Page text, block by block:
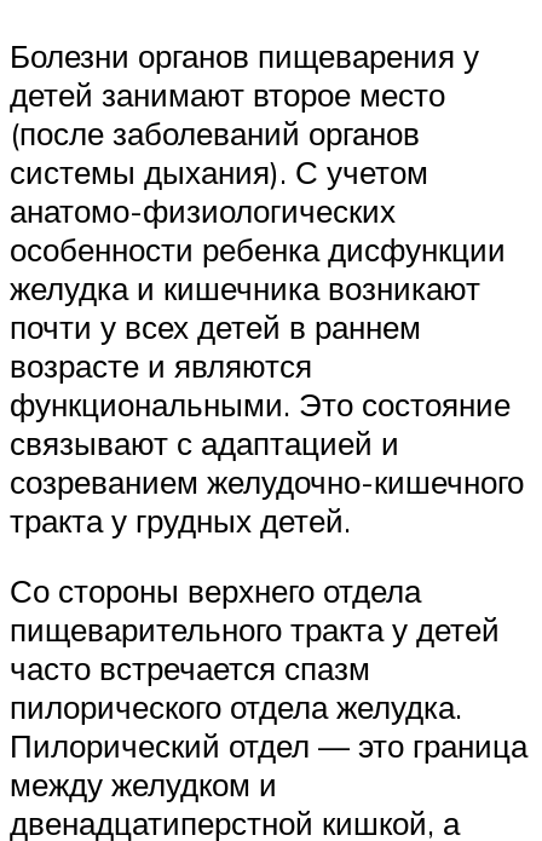
Болезни органов пищеварения у
детей занимают второе место
(после заболеваний органов
системы дыхания). С учетом
анатомо-физиологических
особенности ребенка дисфункции
желудка и кишечника возникают
почти у всех детей в раннем
возрасте и являются
функциональными. Это состояние
связывают с адаптацией и
созреванием желудочно-кишечного
тракта у грудных детей.
Со стороны верхнего отдела
пищеварительного тракта у детей
часто встречается спазм
пилорического отдела желудка.
Пилорический отдел — это граница
между желудком и
двенадцатиперстной кишкой, а